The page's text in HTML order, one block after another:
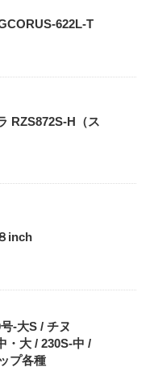
622L-T
RZS872S-H（ス
inch
‐大S / チヌ
・大 / 230S-中 /
プ各種